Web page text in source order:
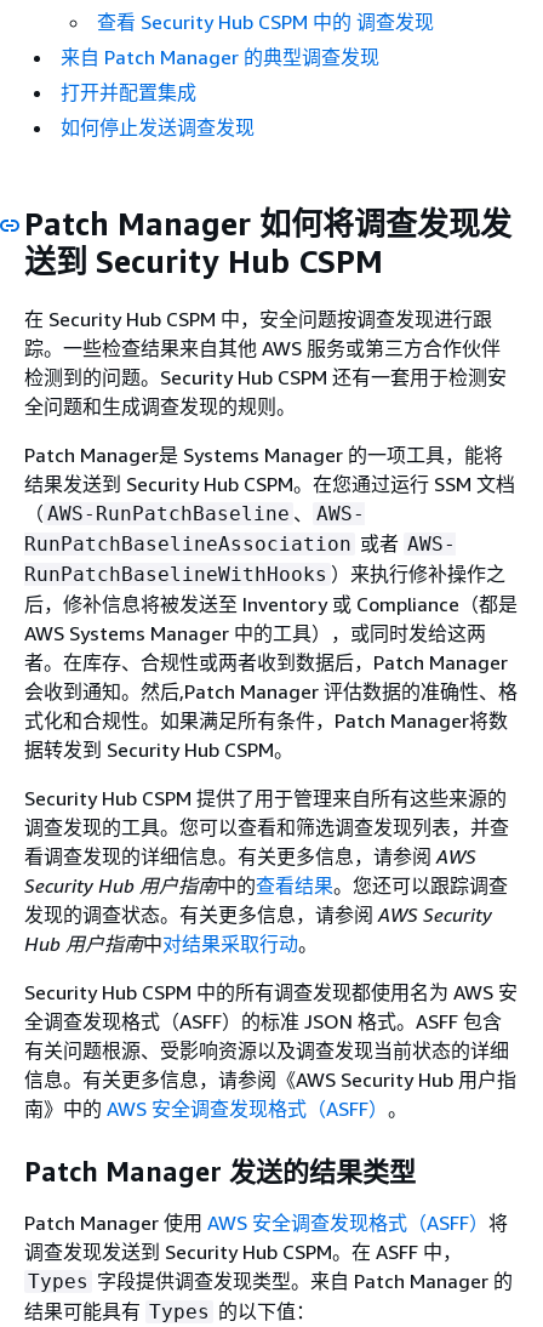
查看 Security Hub CSPM 中的 调查发现
来自 Patch Manager 的典型调查发现
打开并配置集成
如何停止发送调查发现
Patch Manager 如何将调查发现发
送到 Security Hub CSPM
在 Security Hub CSPM 中，安全问题按调查发现进行跟
踪。一些检查结果来自其他 AWS 服务或第三方合作伙伴
检测到的问题。Security Hub CSPM 还有一套用于检测安
全问题和生成调查发现的规则。
Patch Manager是 Systems Manager 的一项工具，能将
结果发送到 Security Hub CSPM。在您通过运行 SSM 文档
（ AWS-RunPatchBaseline 、
AWS-
RunPatchBaselineAssociation 或者 AWS-
RunPatchBaselineWithHooks ）来执行修补操作之
后，修补信息将被发送至 Inventory 或 Compliance（都是
AWS Systems Manager 中的工具），或同时发给这两
者。在库存、合规性或两者收到数据后，Patch Manager
会收到通知。然后,Patch Manager 评估数据的准确性、格
式化和合规性。如果满足所有条件，Patch Manager将数
据转发到 Security Hub CSPM。
Security Hub CSPM 提供了用于管理来自所有这些来源的
调查发现的工具。您可以查看和筛选调查发现列表，并查
看调查发现的详细信息。有关更多信息，请参阅 AWS
Security Hub 用户指南中的查看结果。您还可以跟踪调查
发现的调查状态。有关更多信息，请参阅 AWS Security
Hub 用户指南中对结果采取行动。
Security Hub CSPM 中的所有调查发现都使用名为 AWS 安
全调查发现格式（ASFF）的标准 JSON 格式。ASFF 包含
有关问题根源、受影响资源以及调查发现当前状态的详细
信息。有关更多信息，请参阅《AWS Security Hub 用户指
南》 中的 AWS 安全调查发现格式（ASFF） 。
Patch Manager 发送的结果类型
Patch Manager 使用 AWS 安全调查发现格式（ASFF） 将
调查发现发送到 Security Hub CSPM。在 ASFF 中，
Types 字段提供调查发现类型。来自 Patch Manager 的
结果可能具有 Types 的以下值：